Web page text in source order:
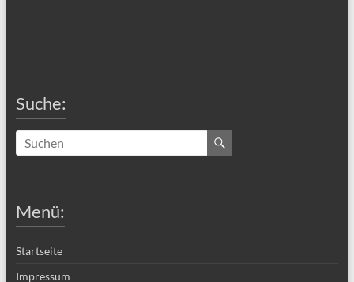
Suche:
Menü:
Startseite
Impressum